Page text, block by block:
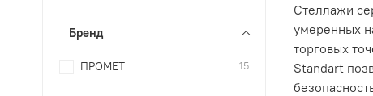
Стеллажи
умеренных
торговых
Standart
Бренд
ПРОМЕТ 15